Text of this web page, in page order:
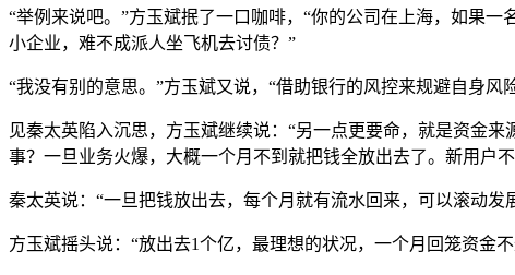
“举例来说吧。”方玉斌抿了一口咖啡，“你的公司在上海，如果
小企业，难不成派人坐飞机去讨债？”
“我没有别的意思。”方玉斌又说，“借助银行的风控来规避自身
见秦太英陷入沉思，方玉斌继续说：“另一点更要命，就是资金
事？一旦业务火爆，大概一个月不到就把钱全放出去了。新用户
秦太英说：“一旦把钱放出去，每个月就有流水回来，可以滚动发
方玉斌摇头说：“放出去1个亿，最理想的状况，一个月回笼资金